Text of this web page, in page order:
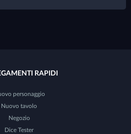
RAPIDI
personaggio
Nuovo tavolo
Negozio
Dice Tester